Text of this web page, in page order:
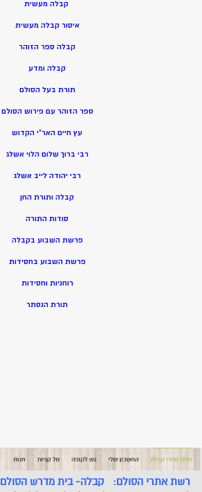
קבלה מעשית
איסור קבלה מעשית
קבלה ספר הזוהר
קבלה ומדע
תורת בעל הסולם
ספר הזוהר עם פירוש הסולם
עץ חיים האר”י הקדוש
רבי ברוך שלום הלוי אשלג
רבי יהודה לייב אשלג
קבלה ותורת החן
סודות התורה
פרשת השבוע בקבלה
פרשת השבוע בחסידות
רוחניות וחסידות
תורת הנסתר
רשת אתרי הסולם: קבלה- בית מדרש הסולם